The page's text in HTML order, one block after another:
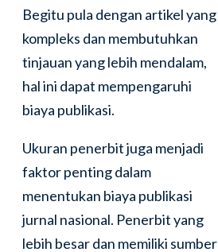
Begitu pula dengan artikel yang
kompleks dan membutuhkan
tinjauan yang lebih mendalam,
hal ini dapat mempengaruhi
biaya publikasi.
Ukuran penerbit juga menjadi
faktor penting dalam
menentukan biaya publikasi
jurnal nasional. Penerbit yang
lebih besar dan memiliki sumber